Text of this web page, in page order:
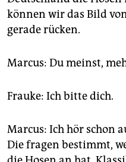
können wir das Bild
gerade rücken.
Marcus: Du meinst,
Frauke: Ich bitte dich.
Marcus: Ich hör schon
Die fragen bestimmt,